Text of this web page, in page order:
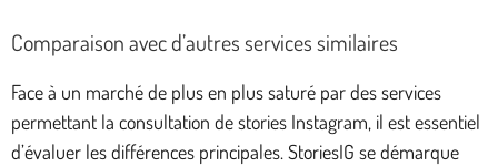
Comparaison avec d’autres services similaires
Face à un marché de plus en plus saturé par des services
permettant la consultation de stories Instagram, il est essentiel
d’évaluer les différences principales. StoriesIG se démarque